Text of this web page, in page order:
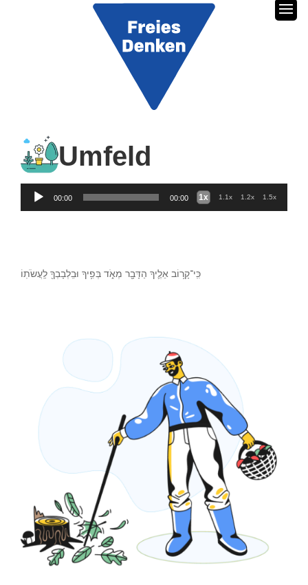
Umfeld
Audio
00:00 00:00 1x 1.1x 1.2x 1.5x
כִּֽי־קָר֥וֹב אֵלֶ֛יךָ הַדָּבָ֖ר מְאֹ֑ד בְּפִ֥יךָ וּבִֽלְבָבְךָ֖ לַֽעֲשֹׂתֽוֹ